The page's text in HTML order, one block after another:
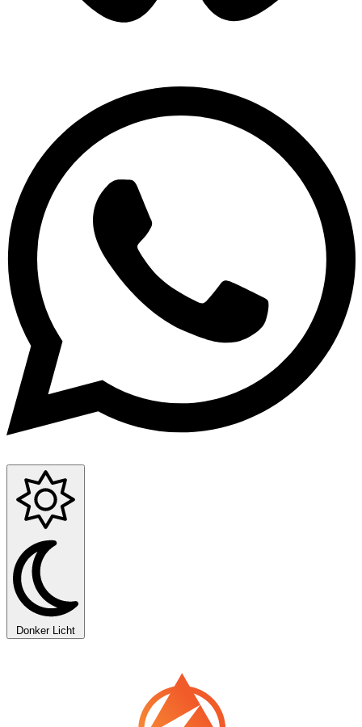
Donker Licht